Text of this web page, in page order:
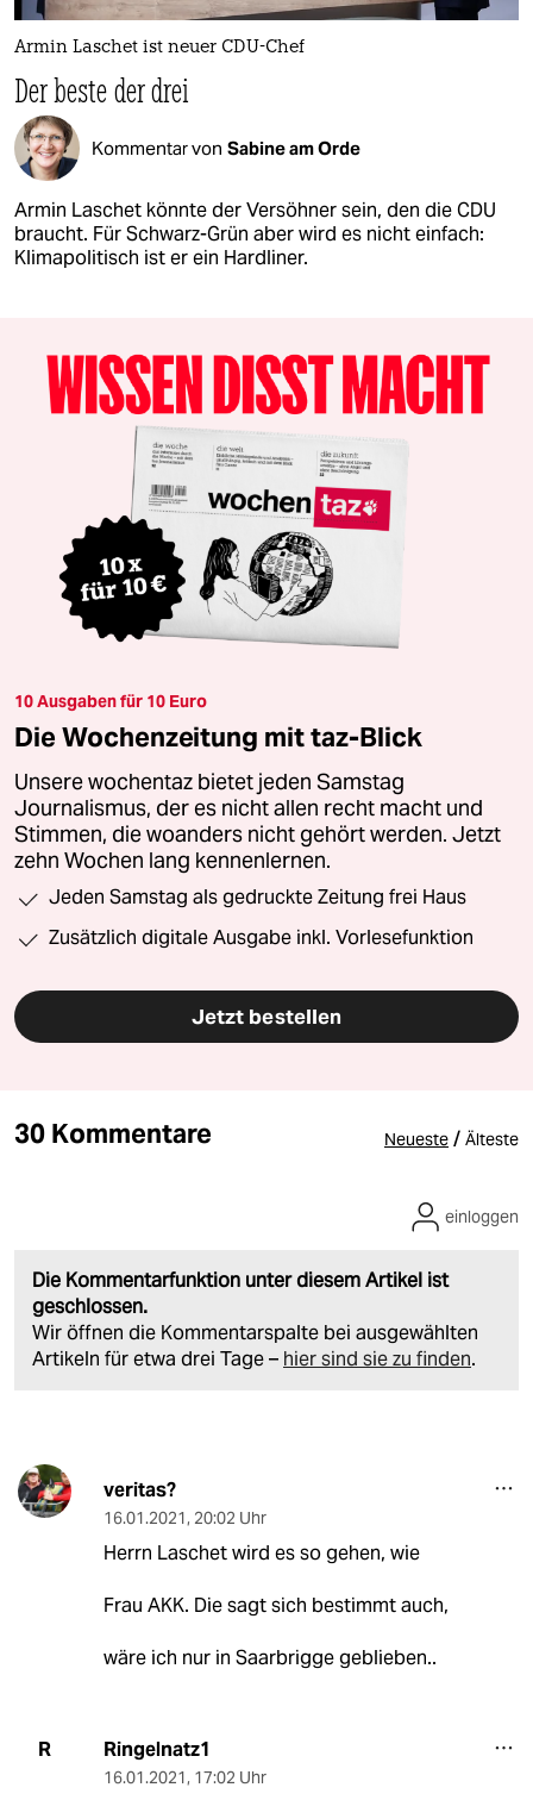
Armin Laschet ist neuer CDU-Chef
Der beste der drei
Kommentar von Sabine am Orde
Armin Laschet könnte der Versöhner sein, den die CDU
braucht. Für Schwarz-Grün aber wird es nicht einfach:
Klimapolitisch ist er ein Hardliner.
10 Ausgaben für 10 Euro
Die Wochenzeitung mit taz-Blick
Unsere wochentaz bietet jeden Samstag
Journalismus, der es nicht allen recht macht und
Stimmen, die woanders nicht gehört werden. Jetzt
zehn Wochen lang kennenlernen.
Jeden Samstag als gedruckte Zeitung frei Haus
Zusätzlich digitale Ausgabe inkl. Vorlesefunktion
Jetzt bestellen
30 Kommentare Neueste / Älteste
Die Kommentarfunktion unter diesem Artikel ist
geschlossen.
Wir öffnen die Kommentarspalte bei ausgewählten
Artikeln für etwa drei Tage – hier sind sie zu finden.
einloggen
veritas?
16.01.2021, 20:02 Uhr
Herrn Laschet wird es so gehen, wie
Frau AKK. Die sagt sich bestimmt auch,
wäre ich nur in Saarbrigge geblieben..
R Ringelnatz1
16.01.2021, 17:02 Uhr